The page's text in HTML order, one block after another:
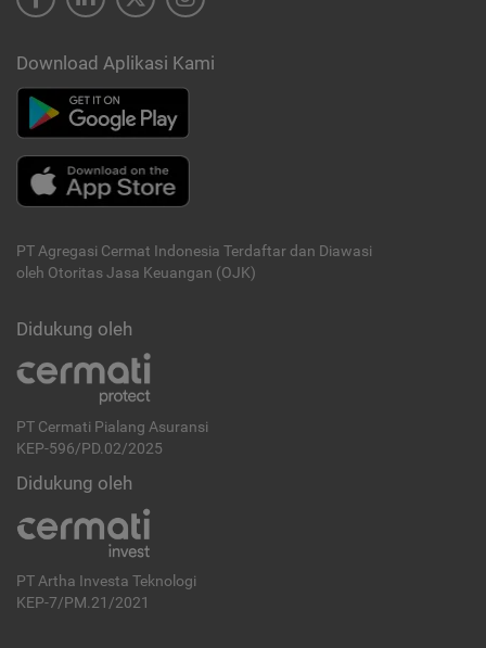
Download Aplikasi Kami
PT Agregasi Cermat Indonesia Terdaftar dan Diawasi
oleh Otoritas Jasa Keuangan (OJK)
Didukung oleh
PT Cermati Pialang Asuransi
KEP-596/PD.02/2025
Didukung oleh
PT Artha Investa Teknologi
KEP-7/PM.21/2021